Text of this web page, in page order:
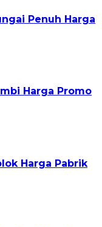
Penuh Harga
Harga Promo
Harga Pabrik